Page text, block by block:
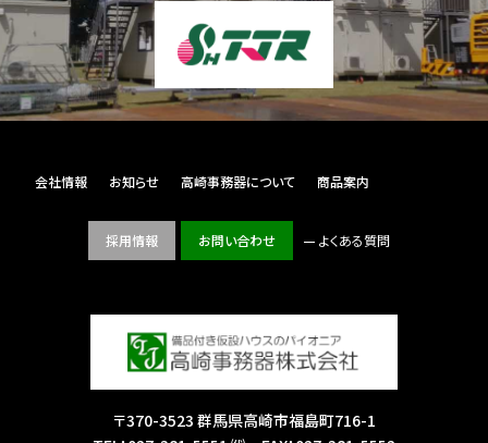
〒370-3523 群馬県高崎市福島町716-1
会社情報 お知らせ 高崎事務器について 商品案内
採用情報 お問い合わせ よくある質問